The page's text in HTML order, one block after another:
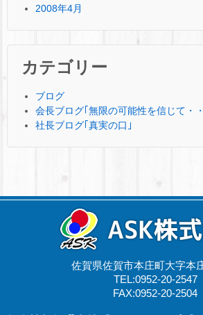
2008年4月
カテゴリー
ブログ
会長ブログ｢無限の可能性を信じて・
社長ブログ｢真実の口｣
佐賀県佐賀市本庄町大字本
TEL:0952-20-2547
FAX:0952-20-2504